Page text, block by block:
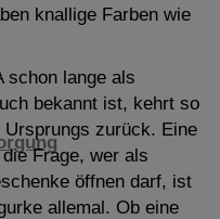
knallige Farben wie
schon lange als
bekannt ist, kehrt so
Ursprungs zurück. Eine
Frage, wer als
öffnen darf, ist
allemal. Ob eine